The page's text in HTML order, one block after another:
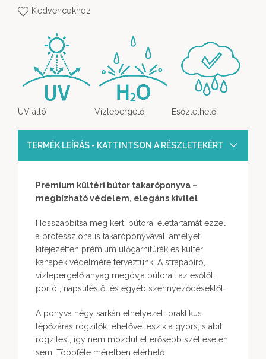
Kedvencekhez
UV álló Vízlepergető Esőztethető
TERMÉK LEÍRÁS - KATTINTSON A RÉSZLETEKÉRT
Prémium kültéri bútor takaróponyva –
megbízható védelem, elegáns kivitel
Hosszabbítsa meg kerti bútorai élettartamát ezzel
a professzionális takaróponyvával, amelyet
kifejezetten prémium ülőgarnitúrák és kültéri
kanapék védelmére terveztünk. A strapabíró,
vízlepergető anyag megóvja bútorait az esőtől,
portól, napsütéstől és egyéb szennyeződésektől.
A ponyva négy sarkán elhelyezett praktikus
tépőzáras rögzítők lehetővé teszik a gyors, stabil
rögzítést, így nem mozdul el erősebb szél esetén
sem. Többféle méretben elérhető